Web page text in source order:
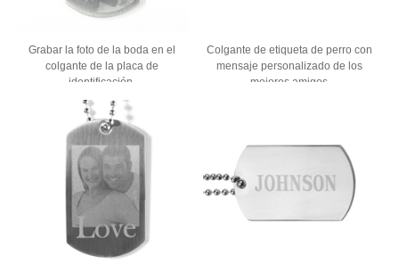
Grabar la foto de la boda en el
colgante de la placa de
identificación.
Colgante de etiqueta de perro con
mensaje personalizado de los
mejores amigos